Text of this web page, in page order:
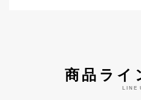
商品ライ
LINE